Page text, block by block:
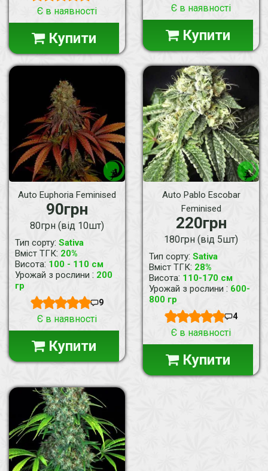
Є в наявності
Купити
Є в наявності
Купити
Auto Euphoria Feminised
90грн
80грн (від 10шт)
Тип сорту: Sativa
Вміст ТГК: 20%
Висота: 100 - 110 см
Урожай з рослини : 200
гр
9
Є в наявності
Купити
Auto Pablo Escobar
Feminised
220грн
180грн (від 5шт)
Тип сорту: Sativa
Вміст ТГК: 28%
Висота: 110-170 см
Урожай з рослини : 600-
800 гр
4
Є в наявності
Купити